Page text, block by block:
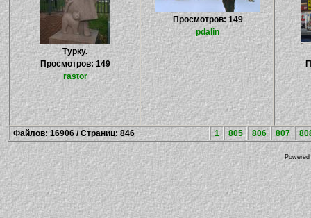
Турку.
Просмотров: 149
rastor
Просмотров: 149
pdalin
Файлов: 16906 / Страниц: 846 1 805 806 807